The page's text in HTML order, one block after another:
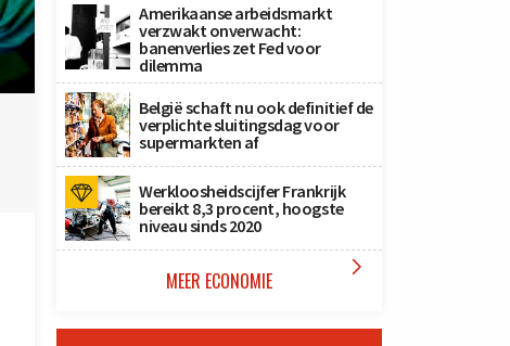
Amerikaanse arbeidsmarkt
verzwakt onverwacht:
banenverlies zet Fed voor
dilemma
België schaft nu ook definitief de
verplichte sluitingsdag voor
supermarkten af
Werkloosheidscijfer Frankrijk
bereikt 8,3 procent, hoogste
niveau sinds 2020
MEER ECONOMIE 